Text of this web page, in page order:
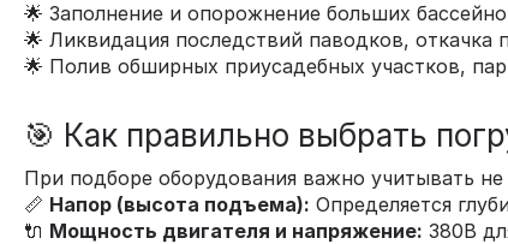
🌟 Заполнение и опорожнение больших
🌟 Ликвидация последствий паводков, откачка
🌟 Полив обширных приусадебных участков,
🎯 Как правильно выбрать
При подборе оборудования важно учитывать
📏 Напор (высота подъема): Определяется
🔌 Мощность двигателя и напряжение: 380В